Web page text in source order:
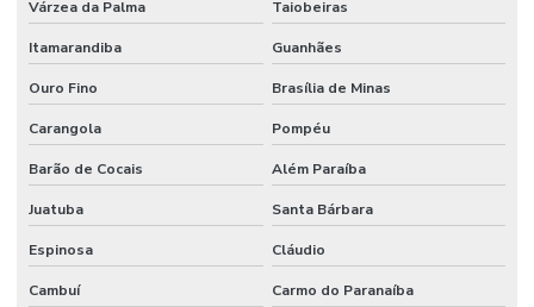
Várzea da Palma Taiobeiras
Itamarandiba Guanhães
Ouro Fino Brasília de Minas
Carangola Pompéu
Barão de Cocais Além Paraíba
Juatuba Santa Bárbara
Espinosa Cláudio
Cambuí Carmo do Paranaíba